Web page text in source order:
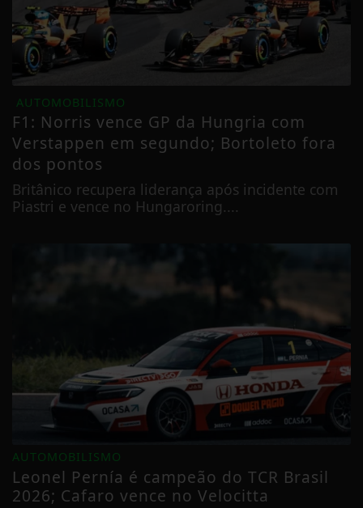
AUTOMOBILISMO
F1: Norris vence GP da Hungria com
Verstappen em segundo; Bortoleto fora
dos pontos
Britânico recupera liderança após incidente com
Piastri e vence no Hungaroring....
AUTOMOBILISMO
Leonel Pernía é campeão do TCR Brasil
2026; Cafaro vence no Velocitta